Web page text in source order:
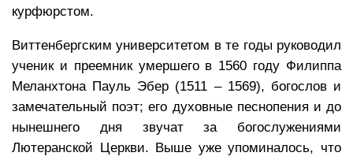
курфюрстом.
Виттенбергским университетом в те годы руководил
ученик и преемник умершего в 1560 году Филиппа
Меланхтона Пауль Эбер (1511 – 1569), богослов и
замечательный поэт; его духовные песнопения и до
нынешнего дня звучат за богослужениями
Лютеранской Церкви. Выше уже упоминалось, что